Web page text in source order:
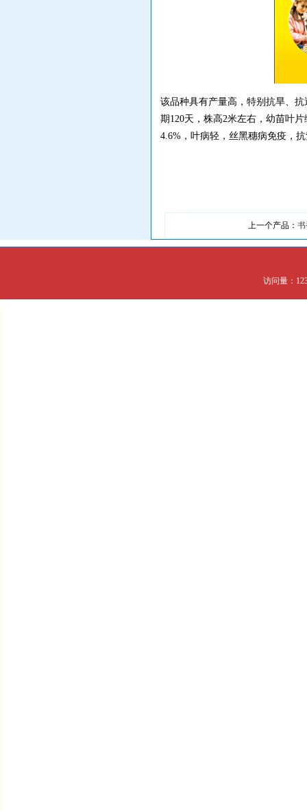
该品种具有产量高，特别抗旱、
期120天，株高2米左右，幼苗叶
4.6%，叶病轻，丝黑穗病免疫，
上一个产品：
访问量：